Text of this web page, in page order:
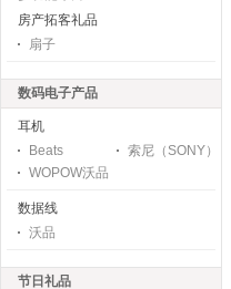
房产拓客礼品
扇子
数码电子产品
耳机
Beats
索尼（SONY）
WOPOW沃品
数据线
沃品
节日礼品